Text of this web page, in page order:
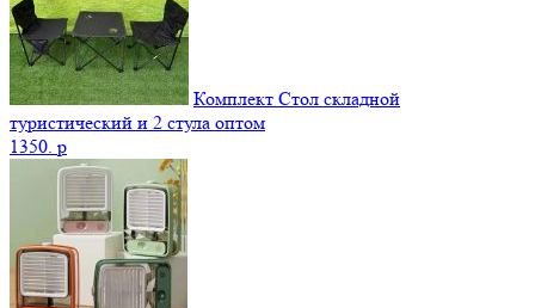
Комплект Стол складной
туристический и 2 стула оптом
1350. p